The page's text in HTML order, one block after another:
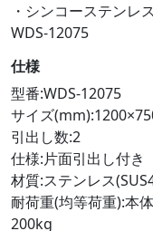
・シンコーステンレ
WDS-12075
仕様
型番:WDS-12075
サイズ
引出し数:2
仕様:片面引出し付き
材質:ステンレス
耐荷重(均等荷重):本
200kg